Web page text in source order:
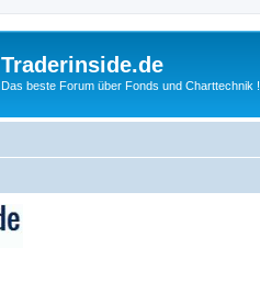
Traderinside.de
Das beste Forum über Fonds und Charttechnik !